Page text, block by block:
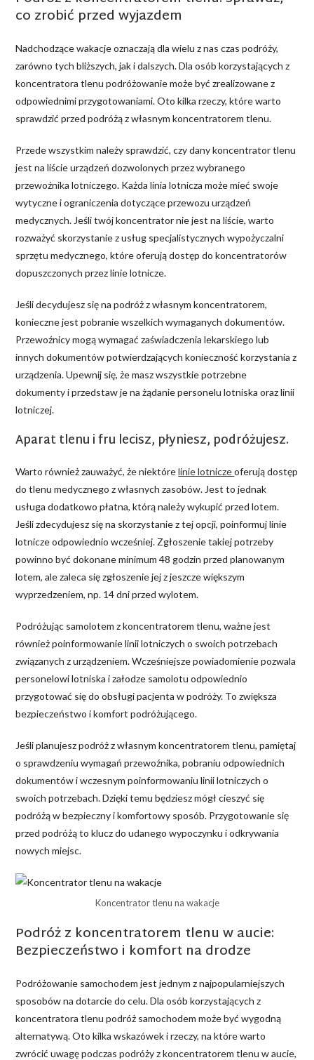
co zrobić przed wyjazdem
Nadchodzące wakacje oznaczają dla wielu z nas czas podróży,
zarówno tych bliższych, jak i dalszych. Dla osób korzystających z
koncentratora tlenu podróżowanie może być zrealizowane z
odpowiednimi przygotowaniami. Oto kilka rzeczy, które warto
sprawdzić przed podróżą z własnym koncentratorem tlenu.
Przede wszystkim należy sprawdzić, czy dany koncentrator tlenu
jest na liście urządzeń dozwolonych przez wybranego
przewoźnika lotniczego. Każda linia lotnicza może mieć swoje
wytyczne i ograniczenia dotyczące przewozu urządzeń
medycznych. Jeśli twój koncentrator nie jest na liście, warto
rozważyć skorzystanie z usług specjalistycznych wypożyczalni
sprzętu medycznego, które oferują dostęp do koncentratorów
dopuszczonych przez linie lotnicze.
Jeśli decydujesz się na podróż z własnym koncentratorem,
konieczne jest pobranie wszelkich wymaganych dokumentów.
Przewoźnicy mogą wymagać zaświadczenia lekarskiego lub
innych dokumentów potwierdzających konieczność korzystania z
urządzenia. Upewnij się, że masz wszystkie potrzebne
dokumenty i przedstaw je na żądanie personelu lotniska oraz linii
lotniczej.
Aparat tlenu i fru lecisz, płyniesz, podróżujesz.
Warto również zauważyć, że niektórelinie lotniczeoferują dostęp
do tlenu medycznego z własnych zasobów. Jest to jednak
usługa dodatkowo płatna, którą należy wykupić przed lotem.
Jeśli zdecydujesz się na skorzystanie z tej opcji, poinformuj linie
lotnicze odpowiednio wcześniej. Zgłoszenie takiej potrzeby
powinno być dokonane minimum 48 godzin przed planowanym
lotem, ale zaleca się zgłoszenie jej z jeszcze większym
wyprzedzeniem, np. 14 dni przed wylotem.
Podróżując samolotem z koncentratorem tlenu, ważne jest
również poinformowanie linii lotniczych o swoich potrzebach
związanych z urządzeniem. Wcześniejsze powiadomienie pozwala
personelowi lotniska i załodze samolotu odpowiednio
przygotować się do obsługi pacjenta w podróży. To zwiększa
bezpieczeństwo i komfort podróżującego.
Jeśli planujesz podróż z własnym koncentratorem tlenu, pamiętaj
o sprawdzeniu wymagań przewoźnika, pobraniu odpowiednich
dokumentów i wczesnym poinformowaniu linii lotniczych o
swoich potrzebach. Dzięki temu będziesz mógł cieszyć się
podróżą w bezpieczny i komfortowy sposób. Przygotowanie się
przed podróżą to klucz do udanego wypoczynku i odkrywania
nowych miejsc.
Koncentrator tlenu na wakacje
Podróż z koncentratorem tlenu w aucie:
Bezpieczeństwo i komfort na drodze
Podróżowanie samochodem jest jednym z najpopularniejszych
sposobów na dotarcie do celu. Dla osób korzystających z
koncentratora tlenu podróż samochodem może być wygodną
alternatywą. Oto kilka wskazówek i rzeczy, na które warto
zwrócić uwagę podczas podróży z koncentratorem tlenu w aucie,